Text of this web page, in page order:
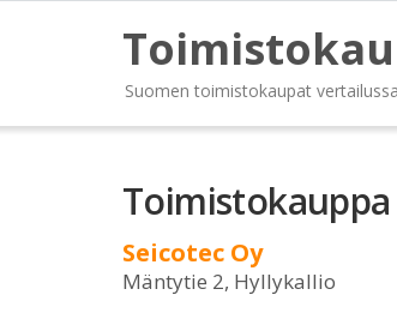
Suomen toimistokaupat vertailussa
Seicotec Oy
Mäntytie 2, Hyllykallio